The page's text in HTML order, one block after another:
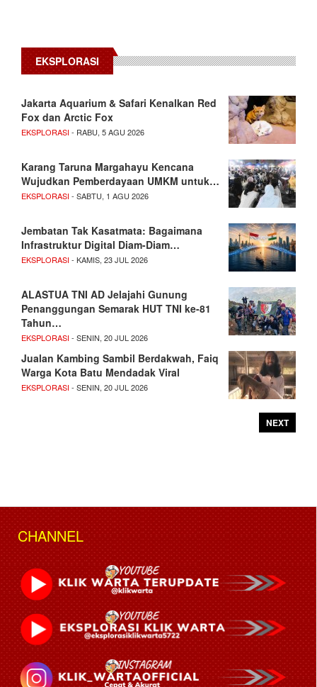
EKSPLORASI
Jakarta Aquarium & Safari Kenalkan Red
Fox dan Arctic Fox
EKSPLORASI- RABU, 5 AGU 2026
Karang Taruna Margahayu Kencana
Wujudkan Pemberdayaan UMKM untuk…
EKSPLORASI- SABTU, 1 AGU 2026
Jembatan Tak Kasatmata: Bagaimana
Infrastruktur Digital Diam-Diam…
EKSPLORASI- KAMIS, 23 JUL 2026
ALASTUA TNI AD Jelajahi Gunung
Penanggungan Semarak HUT TNI ke-81
Tahun…
EKSPLORASI- SENIN, 20 JUL 2026
Jualan Kambing Sambil Berdakwah, Faiq
Warga Kota Batu Mendadak Viral
EKSPLORASI- SENIN, 20 JUL 2026
NEXT
CHANNEL